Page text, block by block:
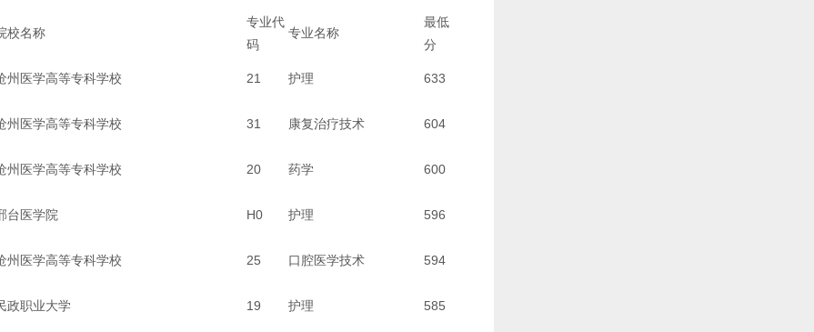
校名称
专业代
码
专业名称
最低
分
州医学高等专科学校 21 护理 633
州医学高等专科学校 31 康复治疗技术 604
州医学高等专科学校 20 药学 600
台医学院 H0 护理 596
州医学高等专科学校 25 口腔医学技术 594
政职业大学 19 护理 585